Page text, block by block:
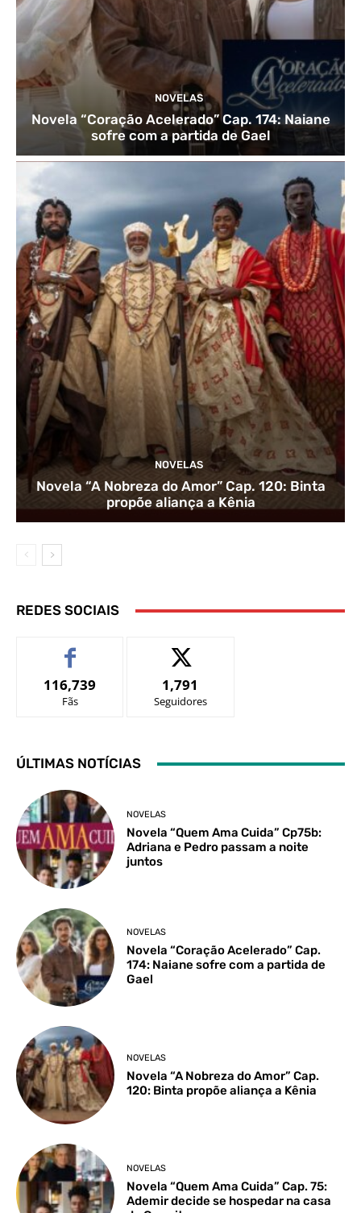
NOVELAS
Novela “Coração Acelerado” Cap. 174: Naiane
sofre com a partida de Gael
NOVELAS
Novela “A Nobreza do Amor” Cap. 120: Binta
propõe aliança a Kênia
REDES SOCIAIS
116,739
Fãs
1,791
Seguidores
ÚLTIMAS NOTÍCIAS
NOVELAS
Novela “Quem Ama Cuida” Cp75b:
Adriana e Pedro passam a noite
juntos
NOVELAS
Novela “Coração Acelerado” Cap.
174: Naiane sofre com a partida de
Gael
NOVELAS
Novela “A Nobreza do Amor” Cap.
120: Binta propõe aliança a Kênia
NOVELAS
Novela “Quem Ama Cuida” Cap. 75:
Ademir decide se hospedar na casa